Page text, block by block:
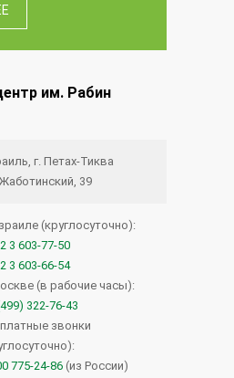
им. Рабин
г. Петах-Тиква
39
(круглосуточно):
3 603-77-50
3 603-66-54
(в рабочие часы):
322-76-43
звонки
775-24-86 (из России)